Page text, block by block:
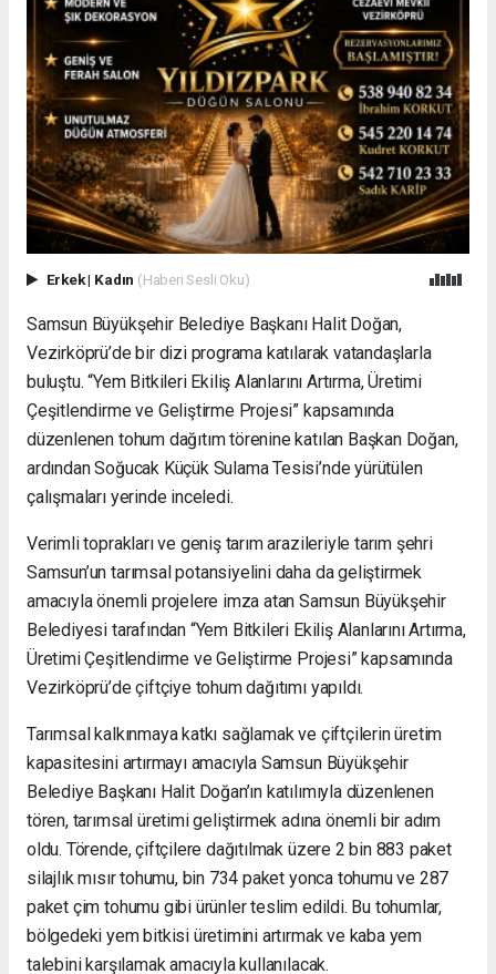
Erkek| Kadın (Haberi Sesli Oku)
Samsun Büyükşehir Belediye Başkanı Halit Doğan,
Vezirköprü’de bir dizi programa katılarak vatandaşlarla
buluştu. “Yem Bitkileri Ekiliş Alanlarını Artırma, Üretimi
Çeşitlendirme ve Geliştirme Projesi” kapsamında
düzenlenen tohum dağıtım törenine katılan Başkan Doğan,
ardından Soğucak Küçük Sulama Tesisi’nde yürütülen
çalışmaları yerinde inceledi.
Verimli toprakları ve geniş tarım arazileriyle tarım şehri
Samsun’un tarımsal potansiyelini daha da geliştirmek
amacıyla önemli projelere imza atan Samsun Büyükşehir
Belediyesi tarafından “Yem Bitkileri Ekiliş Alanlarını Artırma,
Üretimi Çeşitlendirme ve Geliştirme Projesi” kapsamında
Vezirköprü’de çiftçiye tohum dağıtımı yapıldı.
Tarımsal kalkınmaya katkı sağlamak ve çiftçilerin üretim
kapasitesini artırmayı amacıyla Samsun Büyükşehir
Belediye Başkanı Halit Doğan’ın katılımıyla düzenlenen
tören, tarımsal üretimi geliştirmek adına önemli bir adım
oldu. Törende, çiftçilere dağıtılmak üzere 2 bin 883 paket
silajlık mısır tohumu, bin 734 paket yonca tohumu ve 287
paket çim tohumu gibi ürünler teslim edildi. Bu tohumlar,
bölgedeki yem bitkisi üretimini artırmak ve kaba yem
talebini karşılamak amacıyla kullanılacak.